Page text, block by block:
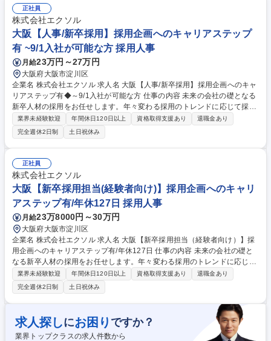
等 募集職種 【名古屋】人事（採用）/福利厚生充実/フレックス/完全週休2
日
正社員
株式会社エクソル
大阪【人事/新卒採用】採用企画へのキャリアステップ
有 ~9/1入社が可能な方 採用人事
月給23万円～27万円
大阪府大阪市淀川区
企業名 株式会社エクソル 求人名 大阪【人事/新卒採用】採用企画へのキャ
リアステップ有◆～9/1入社が可能な方 仕事の内容 未来の会社の礎となる
新卒人材の採用をお任せします。年々変わる採用のトレンドに応じて採用
手法を変えていくため、変化を楽しめる方や、新しい手法に積極的にチャ
レンジしていきたい方には最適な風土です。 【具体的には】 ■新卒採用計
画の企画、立案、運営 ■募集広告掲載（業者折衝、媒体選定、原稿作成）
■説明会の準備、運営 ■インターンシップ企画、実施 ■社内外の調整業務 ■
面接、面談 ■内定者フォロー ■入社手続 募集職種 大阪【人事/新卒採用】
採用企画へのキャリアステップ有◆～9/1入社が可能な方
業界未経験歓迎 年間休日120日以上 資格取得支援あり
退職金あり
完全週休2日制
土日祝休み
正社員
株式会社エクソル
大阪【新卒採用担当(経験者向け)】採用企画へのキャリ
アステップ有/年休127日 採用人事
月給23万8000円～30万円
大阪府大阪市淀川区
企業名 株式会社エクソル 求人名 大阪【新卒採用担当（経験者向け）】採
用企画へのキャリアステップ有/年休127日 仕事の内容 未来の会社の礎と
なる新卒人材の採用をお任せします。年々変わる採用のトレンドに応じて
柔軟に採用手法を変えていくため、変化を楽しめる方や、新しい手法に積
極的にチャレンジしたい方に適した風土です。 【具体的には】 ■新卒採用
計画の企画、立案、運営 ■募集広告掲載（業者折衝、媒体選定、原稿作
成） ■説明会の準備、運営 ■インターンシップ企画、実施 ■社内外の調整
業務 ■面接、面談 ■内定者フォロー ■入社手続 募集職種 大阪【新卒採用担
当（経験者向け）】採用企画へのキャリアステップ有/年休127日
業界未経験歓迎 年間休日120日以上 資格取得支援あり
退職金あり
完全週休2日制
土日祝休み
求人探しにお困り ですか？
業界トップクラスの求人件数から